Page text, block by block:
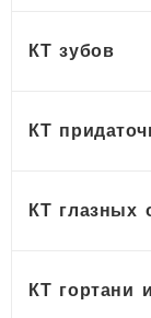
КТ зубов
КТ
КТ глазных
КТ гортани